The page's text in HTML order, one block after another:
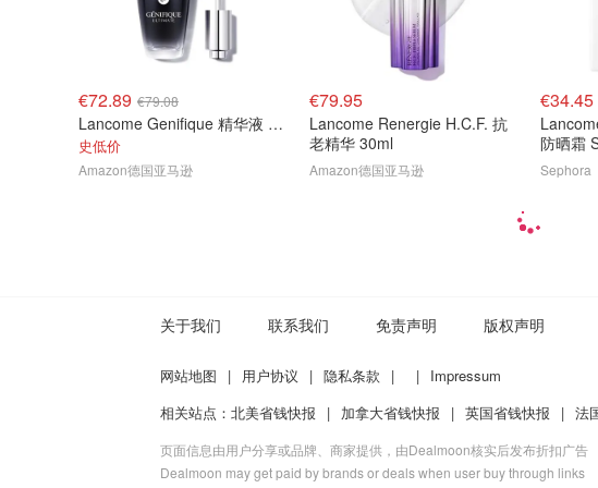
€72.89 €79.08
Lancome Genifique 精华液 保湿抗老 50ml
史低价
Amazon德国亚马逊
€79.95
Lancome Renergie H.C.F. 抗
老精华 30ml
Amazon德国亚马逊
€34.45
防晒霜
Sephora
关于我们 联系我们 免责声明 版权声明
网站地图 | 用户协议 | 隐私条款 | | Impressum
相关站点： 北美省钱快报 | 加拿大省钱快报 | 英国省钱快报 | 法
页面信息由用户分享或品牌、商家提供，由Dealmoon核实后发布折扣广告
Dealmoon may get paid by brands or deals when user buy through links